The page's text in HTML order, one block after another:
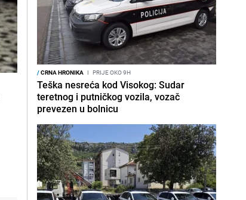
/CRNA HRONIKA I PRIJE OKO 9H
Teška nesreća kod Visokog: Sudar
teretnog i putničkog vozila, vozač
prevezen u bolnicu